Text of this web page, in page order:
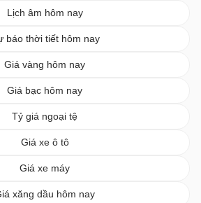
Lịch âm hôm nay
báo thời tiết hôm nay
Giá vàng hôm nay
Giá bạc hôm nay
Tỷ giá ngoại tệ
Giá xe ô tô
Giá xe máy
xăng dầu hôm nay